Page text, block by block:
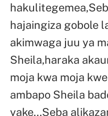
hajaingiza gobole
akimwaga juu ya
Sheila,haraka
moja kwa moja
ambapo Sheila
yake,,,Seba